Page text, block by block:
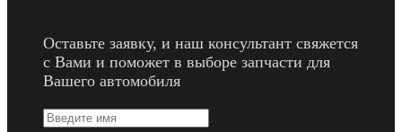
Оставьте заявку, и наш консультант свяжется
с Вами и поможет в выборе запчасти для
Вашего автомобиля